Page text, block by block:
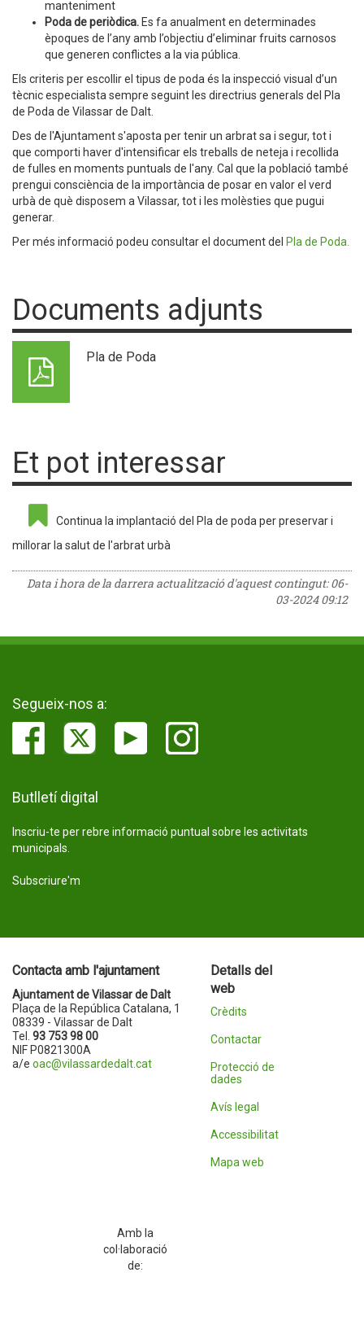
manteniment
Poda de periòdica. Es fa anualment en determinades
èpoques de l’any amb l’objectiu d’eliminar fruits carnosos
que generen conflictes a la via pública.
Els criteris per escollir el tipus de poda és la inspecció visual d’un
tècnic especialista sempre seguint les directrius generals del Pla
de Poda de Vilassar de Dalt.
Des de l'Ajuntament s'aposta per tenir un arbrat sa i segur, tot i
que comporti haver d'intensificar els treballs de neteja i recollida
de fulles en moments puntuals de l'any. Cal que la població també
prengui consciència de la importància de posar en valor el verd
urbà de què disposem a Vilassar, tot i les molèsties que pugui
generar.
Per més informació podeu consultar el document del Pla de Poda.
Documents adjunts
Pla de Poda
Et pot interessar
Continua la implantació del Pla de poda per preservar i
millorar la salut de l'arbrat urbà
Data i hora de la darrera actualització d'aquest contingut:06-
03-2024 09:12
Segueix-nos a:
Butlletí digital
Inscriu-te per rebre informació puntual sobre les activitats
municipals.
Subscriure'm
Contacta amb l'ajuntament
Ajuntament de Vilassar de Dalt
Plaça de la República Catalana, 1
08339 - Vilassar de Dalt
Tel. 93 753 98 00
NIF P0821300A
a/e oac@vilassardedalt.cat
Detalls del
web
Crèdits
Contactar
Protecció de
dades
Avís legal
Accessibilitat
Mapa web
Amb la
col·laboració
de: